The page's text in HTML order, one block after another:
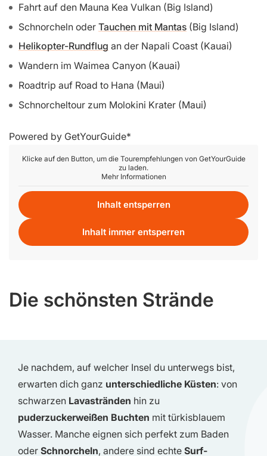
Fahrt auf den Mauna Kea Vulkan (Big Island)
Schnorcheln oder Tauchen mit Mantas (Big Island)
Helikopter-Rundflug an der Napali Coast (Kauai)
Wandern im Waimea Canyon (Kauai)
Roadtrip auf Road to Hana (Maui)
Schnorcheltour zum Molokini Krater (Maui)
Powered by GetYourGuide
Klicke auf den Button, um die Tourempfehlungen von GetYourGuide
zu laden.
Mehr Informationen
Inhalt entsperren
Inhalt immer entsperren
Die schönsten Strände
Je nachdem, auf welcher Insel du unterwegs bist,
erwarten dich ganz unterschiedliche Küsten: von
schwarzen Lavastränden hin zu
puderzuckerweißen Buchten mit türkisblauem
Wasser. Manche eignen sich perfekt zum Baden
oder Schnorcheln, andere sind echte Surf-